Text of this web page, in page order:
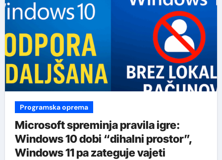
Programska oprema
Microsoft spreminja pravila igre:
Windows 10 dobi “dihalni prostor”,
Windows 11 pa zateguje vajeti